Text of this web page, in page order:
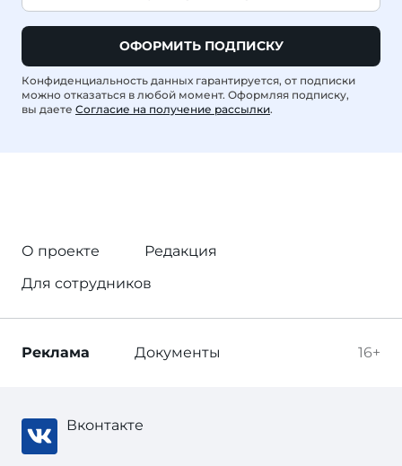
ОФОРМИТЬ ПОДПИСКУ
Конфиденциальность данных гарантируется, от подписки
можно отказаться в любой момент. Оформляя подписку,
вы даете Согласие на получение рассылки.
О проекте
Редакция
Для сотрудников
16+
Реклама Документы
Вконтакте